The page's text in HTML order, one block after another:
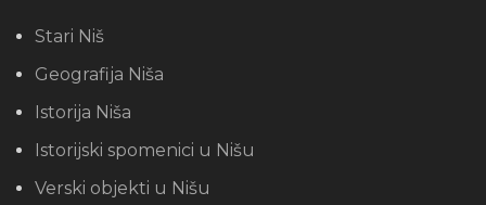
Stari Niš
Geografija Niša
Istorija Niša
Istorijski spomenici u Nišu
Verski objekti u Nišu